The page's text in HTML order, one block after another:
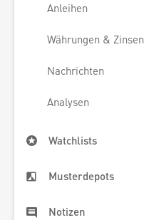
Anleihen
Währungen & Zinsen
Nachrichten
Analysen
Watchlists
Musterdepots
Notizen